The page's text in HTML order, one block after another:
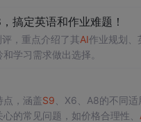
搞定英语和作业难题！
，重点介绍了其AI作业规划、
学习需求做出选择。
点，涵盖S9 、X6、A8的不同
的常见问题，如价格合理性、